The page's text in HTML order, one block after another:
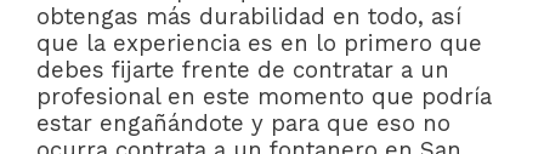
obtengas más durabilidad en todo, así
que la experiencia es en lo primero que
debes fijarte frente de contratar a un
profesional en este momento que podría
estar engañándote y para que eso no